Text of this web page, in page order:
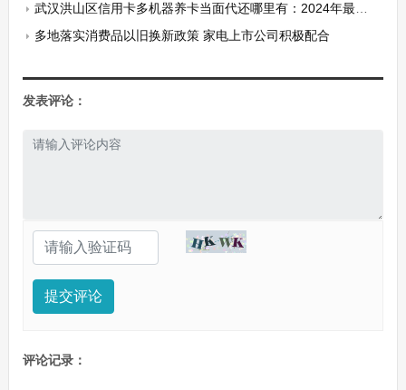
武汉洪山区信用卡多机器养卡当面代还哪里有：2024年最新提现地址及注意事项
多地落实消费品以旧换新政策 家电上市公司积极配合
发表评论：
提交评论
评论记录：